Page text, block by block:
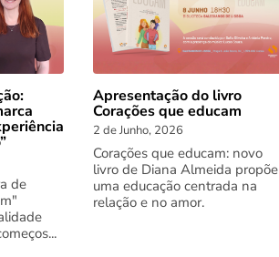
de
Apresentação do livro
Corações que educam
2 de Junho, 2026
Corações que educam: novo
livro de Diana Almeida propõe
uma educação centrada na
relação e no amor.